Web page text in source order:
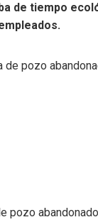
de tiempo
pozo